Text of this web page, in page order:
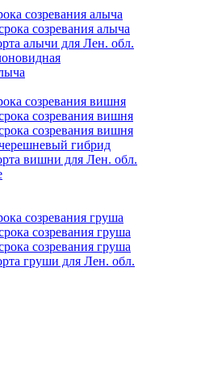
созревания алыча
созревания алыча
алычи для Лен. обл.
созревания вишня
созревания вишня
созревания вишня
гибрид
вишни для Лен. обл.
созревания груша
созревания груша
созревания груша
груши для Лен. обл.